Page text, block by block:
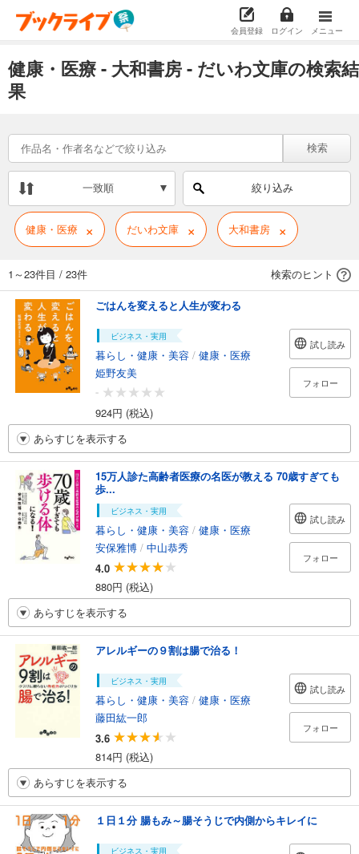
会員登録 ログイン メニュー
健康・医療 - 大和書房 - だいわ文庫の検索結
果
検索
一致順 絞り込み
健康・医療 × だいわ文庫 × 大和書房 ×
1～23件目 / 23件 検索のヒント
ごはんを変えると人生が変わる
ビジネス・実用
暮らし・健康・美容 / 健康・医療
姫野友美
-
924円 (税込)
試し読み
フォロー
あらすじを表示する
15万人診た高齢者医療の名医が教える 70歳すぎても
歩...
ビジネス・実用
暮らし・健康・美容 / 健康・医療
安保雅博 / 中山恭秀
4.0
880円 (税込)
試し読み
フォロー
あらすじを表示する
アレルギーの９割は腸で治る！
ビジネス・実用
暮らし・健康・美容 / 健康・医療
藤田紘一郎
3.6
814円 (税込)
試し読み
フォロー
あらすじを表示する
１日１分 腸もみ～腸そうじで内側からキレイに
ビジネス・実用